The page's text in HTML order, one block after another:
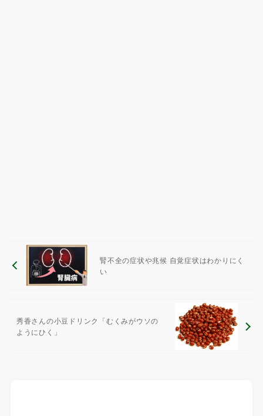
腎不全の症状や兆候 自覚症状はわかりにく
い
秀香さんの小豆ドリンク「むくみがウソの
ようにひく」